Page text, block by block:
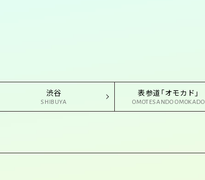
渋谷
SHIBUYA
表参道「オモカド」
OMOTESANDO OMOKADO